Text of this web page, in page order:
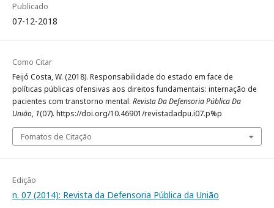
Publicado
07-12-2018
Como Citar
Feijó Costa, W. (2018). Responsabilidade do estado em face de
políticas públicas ofensivas aos direitos fundamentais: internação de
pacientes com transtorno mental. Revista Da Defensoria Pública Da
União, 1(07). https://doi.org/10.46901/revistadadpu.i07.p%p
Fomatos de Citação
Edição
n. 07 (2014): Revista da Defensoria Pública da União